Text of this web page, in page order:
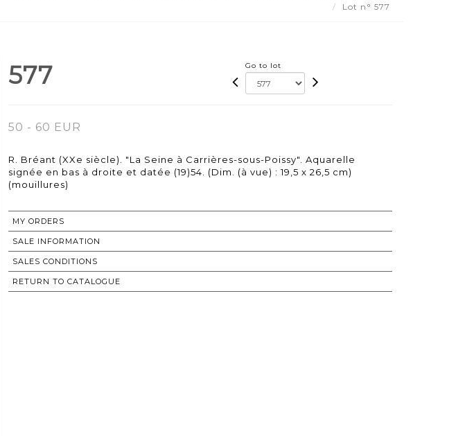
Lot n° 577
577 Go to lot
50 - 60 EUR
R. Bréant (XXe siècle). "La Seine à Carrières-sous-Poissy". Aquarelle
signée en bas à droite et datée (19)54. (Dim. (à vue) : 19,5 x 26,5 cm)
(mouillures)
MY ORDERS
SALE INFORMATION
SALES CONDITIONS
RETURN TO CATALOGUE